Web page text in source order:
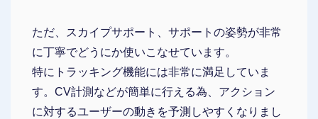
ただ、スカイプサポート、サポートの姿勢が非常
に丁寧でどうにか使いこなせています。
特にトラッキング機能には非常に満足していま
す。CV計測などが簡単に行える為、アクション
に対するユーザーの動きを予測しやすくなりまし